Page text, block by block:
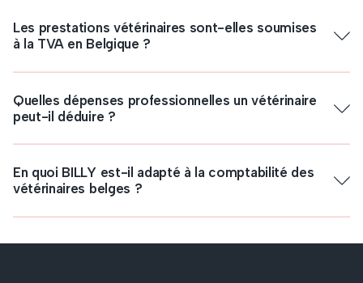
Les prestations vétérinaires sont-elles soumises
à la TVA en Belgique ?
Quelles dépenses professionnelles un vétérinaire
peut-il déduire ?
En quoi BILLY est-il adapté à la comptabilité des
vétérinaires belges ?